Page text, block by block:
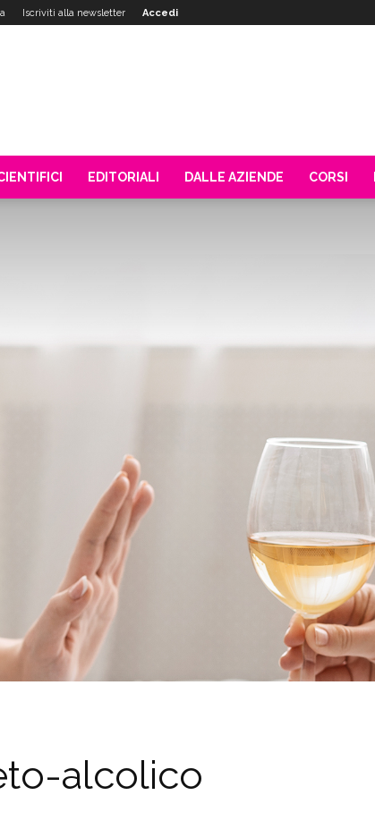
Iscriviti alla newsletter Accedi
EDITORIALI DALLE AZIENDE CORSI
alcolico